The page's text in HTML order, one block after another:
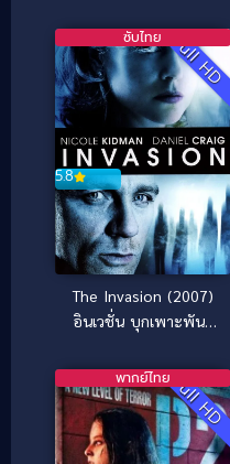
Full HD
5.8
ซับไทย
The Invasion (2007)
อินเวชั่น บุกเพาะพันธุ์
Full HD
พากย์ไทย